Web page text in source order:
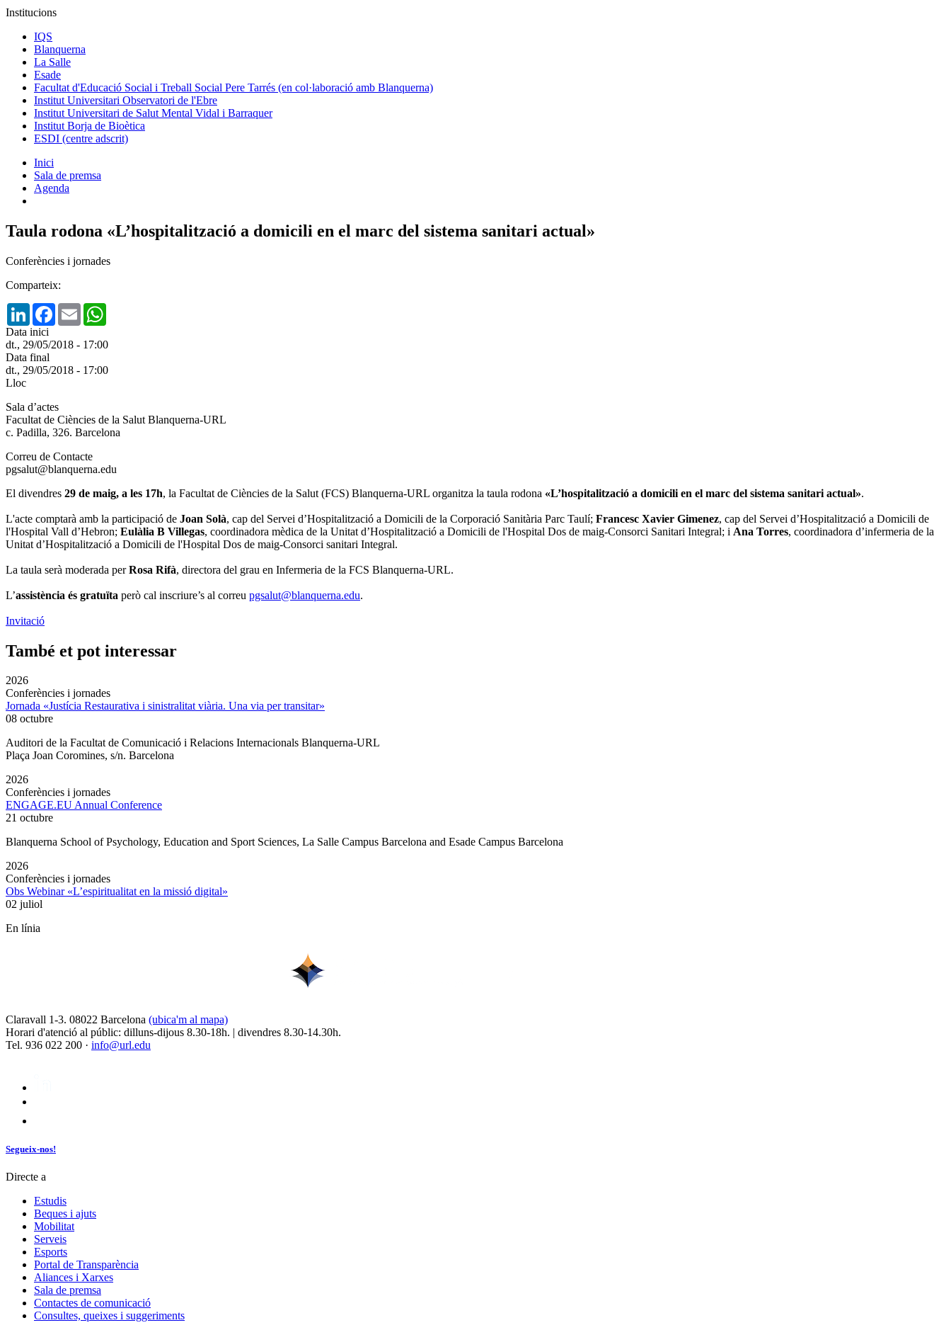
Institucions
IQS
Blanquerna
La Salle
Esade
Facultat d'Educació Social i Treball Social Pere Tarrés (en col·laboració amb Blanquerna)
Institut Universitari Observatori de l'Ebre
Institut Universitari de Salut Mental Vidal i Barraquer
Institut Borja de Bioètica
ESDI (centre adscrit)
Inici
Sala de premsa
Agenda
Taula rodona «L’hospitalització a domicili en el marc del sistema sanitari actual»
Conferències i jornades
Comparteix:
LinkedInFacebook
Email
Data inici
dt., 29/05/2018 - 17:00
Data final
dt., 29/05/2018 - 17:00
Lloc
Sala d’actes
Facultat de Ciències de la Salut Blanquerna-URL
c. Padilla, 326. Barcelona
Correu de Contacte
pgsalut@blanquerna.edu
El divendres 29 de maig, a les 17h, la Facultat de Ciències de la Salut (FCS) Blanquerna-URL organitza la taula rodona «L’hospitalització a domicili en el marc del sistema sanitari actual».
L'acte comptarà amb la participació de Joan Solà, cap del Servei d’Hospitalització a Domicili de la Corporació Sanitària Parc Taulí; Francesc Xavier Gimenez, cap del Servei d’Hospitalització a Domicili de
l'Hospital Vall d’Hebron; Eulàlia B Villegas, coordinadora mèdica de la Unitat d’Hospitalització a Domicili de l'Hospital Dos de maig-Consorci Sanitari Integral; i Ana Torres, coordinadora d’infermeria de la
Unitat d’Hospitalització a Domicili de l'Hospital Dos de maig-Consorci sanitari Integral.
La taula serà moderada perRosa Rifà, directora del grau en Infermeria de la FCS Blanquerna-URL.
L’assistència és gratuïta però cal inscriure’s al correu pgsalut@blanquerna.edu.
Invitació
També et pot interessar
2026
Conferències i jornades
Jornada «Justícia Restaurativa i sinistralitat viària. Una via per transitar»
08 octubre
Auditori de la Facultat de Comunicació i Relacions Internacionals Blanquerna-URL
Plaça Joan Coromines, s/n. Barcelona
2026
Conferències i jornades
ENGAGE.EU Annual Conference
21 octubre
Blanquerna School of Psychology, Education and Sport Sciences, La Salle Campus Barcelona and Esade Campus Barcelona
2026
Conferències i jornades
Obs Webinar «L’espiritualitat en la missió digital»
02 juliol
En línia
Claravall 1-3. 08022 Barcelona (ubica'm al mapa)
Horari d'atenció al públic: dilluns-dijous 8.30-18h. | divendres 8.30-14.30h.
Tel. 936 022 200 · info@url.edu
Segueix-nos!
Directe a
Estudis
Beques i ajuts
Mobilitat
Serveis
Esports
Portal de Transparència
Aliances i Xarxes
Sala de premsa
Contactes de comunicació
Consultes, queixes i suggeriments